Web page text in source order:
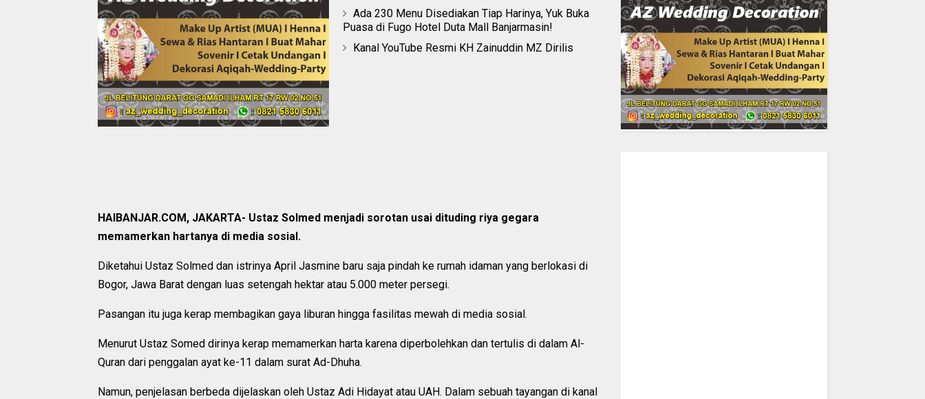
Ada 230 Menu Disediakan Tiap Harinya, Yuk Buka
Puasa di Fugo Hotel Duta Mall Banjarmasin!
Kanal YouTube Resmi KH Zainuddin MZ Dirilis
HAIBANJAR.COM, JAKARTA- Ustaz Solmed menjadi sorotan usai dituding riya gegara
memamerkan hartanya di media sosial.
Diketahui Ustaz Solmed dan istrinya April Jasmine baru saja pindah ke rumah idaman yang berlokasi di
Bogor, Jawa Barat dengan luas setengah hektar atau 5.000 meter persegi.
Pasangan itu juga kerap membagikan gaya liburan hingga fasilitas mewah di media sosial.
Menurut Ustaz Somed dirinya kerap memamerkan harta karena diperbolehkan dan tertulis di dalam Al-
Quran dari penggalan ayat ke-11 dalam surat Ad-Dhuha.
Namun, penjelasan berbeda dijelaskan oleh Ustaz Adi Hidayat atau UAH. Dalam sebuah tayangan di kanal